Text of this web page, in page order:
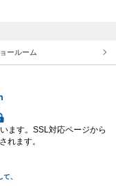
ールーム
ます。SSL対応ページから
れます。